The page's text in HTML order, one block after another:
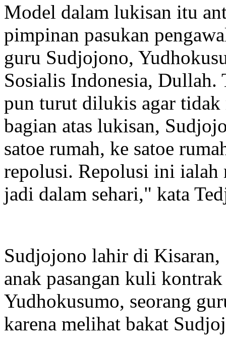
Model dalam lukisan itu
pimpinan pasukan
guru Sudjojono,
Sosialis Indonesia, Dullah.
pun turut dilukis agar
bagian atas lukisan,
satoe rumah, ke satoe
repolusi. Repolusi ini
jadi dalam sehari," kata
Sudjojono lahir di Kisaran,
anak pasangan kuli
Yudhokusumo, seorang
karena melihat bakat